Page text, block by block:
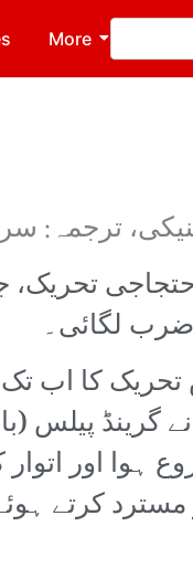
More
ترجمہ:
لگائی۔
تحریک کا اب
گرینڈ
ہوا اور
کرتے